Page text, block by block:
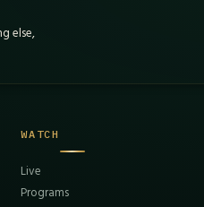
else,
WATCH
Live
Programs